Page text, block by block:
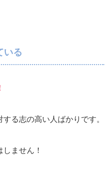
いる
る志の高い人ばかりです。
ません！